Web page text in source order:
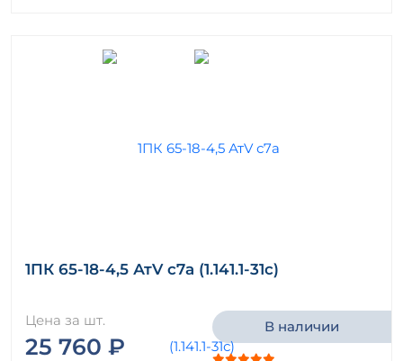
1ПК 65-18-4,5 АтV с7а (1.141.1-31с)
Цена за шт.
25 760 ₽
В наличии